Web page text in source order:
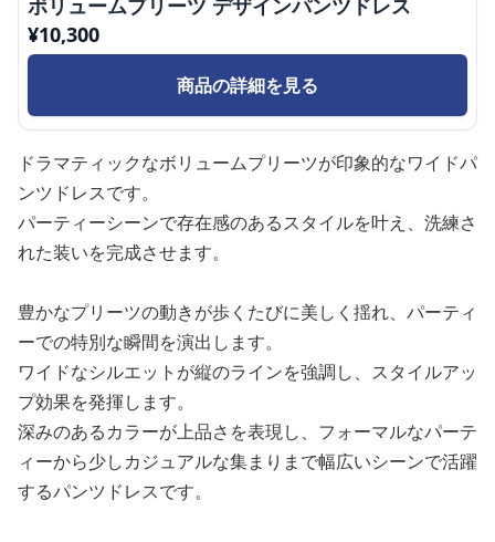
ボリュームプリーツ デザインパンツドレス
¥10,300
商品の詳細を見る
ドラマティックなボリュームプリーツが印象的なワイドパ
ンツドレスです。
パーティーシーンで存在感のあるスタイルを叶え、洗練さ
れた装いを完成させます。
豊かなプリーツの動きが歩くたびに美しく揺れ、パーティ
ーでの特別な瞬間を演出します。
ワイドなシルエットが縦のラインを強調し、スタイルアッ
プ効果を発揮します。
深みのあるカラーが上品さを表現し、フォーマルなパーテ
ィーから少しカジュアルな集まりまで幅広いシーンで活躍
するパンツドレスです。